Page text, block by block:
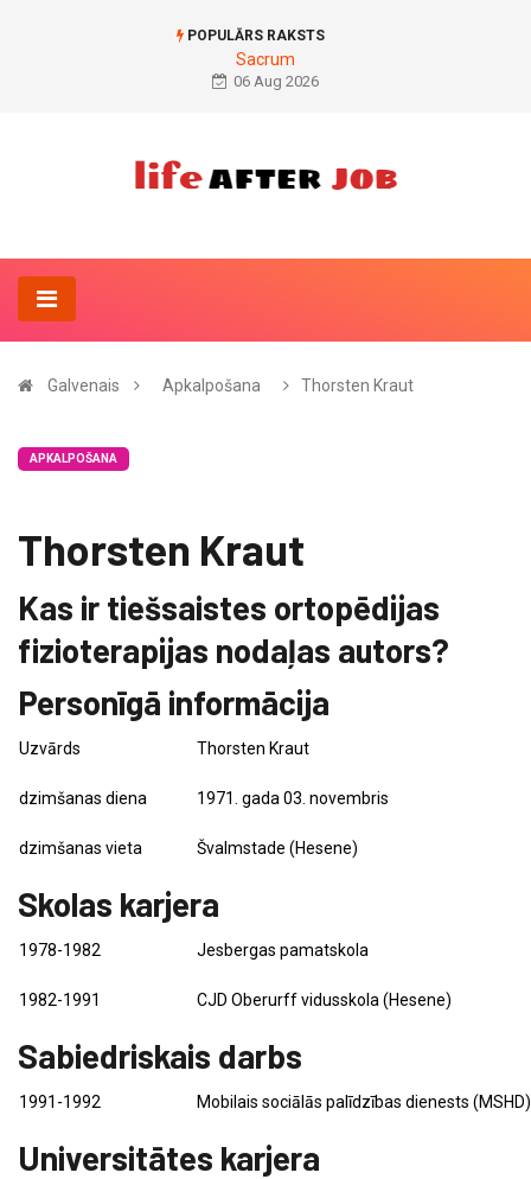
POPULĀRS RAKSTS
Sacrum
06 Aug 2026
Galvenais Apkalpošana Thorsten Kraut
APKALPOŠANA
Thorsten Kraut
Kas ir tiešsaistes ortopēdijas
fizioterapijas nodaļas autors?
Personīgā informācija
Uzvārds Thorsten Kraut
dzimšanas diena 1971. gada 03. novembris
dzimšanas vieta Švalmstade (Hesene)
Skolas karjera
1978-1982 Jesbergas pamatskola
1982-1991 CJD Oberurff vidusskola (Hesene)
Sabiedriskais darbs
1991-1992 Mobilais sociālās palīdzības dienests
Universitātes karjera